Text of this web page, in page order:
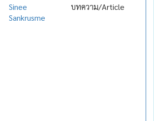
Sinee
Sankrusme
บทความ/Article